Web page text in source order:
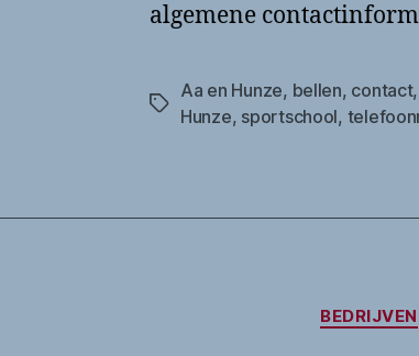
algemene
Tags
Aa en Hunze, bellen, contact,
Hunze, sportschool,
BEDRIJVEN